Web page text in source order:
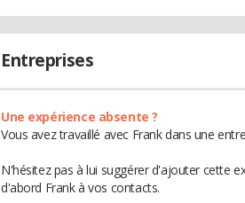
Entreprises
Une expérience absente ?
Vous avez travaillé avec Frank dans une
N'hésitez pas à lui suggérer d'ajouter cette
d'abord Frank à vos contacts.